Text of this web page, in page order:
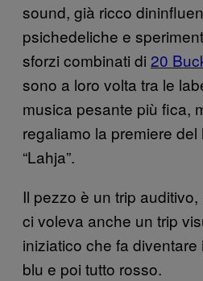
sound, già ricco
psichedeliche e
sforzi combinati di 20
sono a loro volta tra le
musica pesante più fica,
regaliamo la premiere
“Lahja”.
Il pezzo è un trip
ci voleva anche un trip
iniziatico che fa
blu e poi tutto rosso.